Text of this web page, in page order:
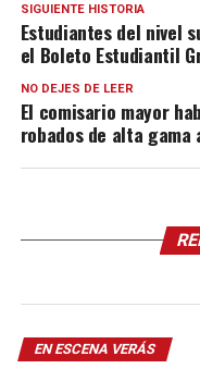
SIGUIENTE HISTORIA
Estudiantes del nivel
el Boleto Estudiantil
NO DEJES DE LEER
El comisario mayor
robados de alta gama
EN ESCENA VERÁS